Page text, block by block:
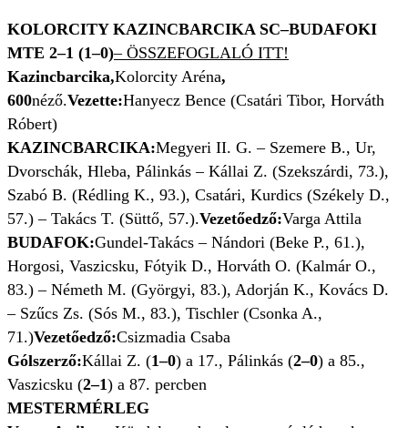
KOLORCITY KAZINCBARCIKA SC–BUDAFOKI
MTE 2–1 (1–0)– ÖSSZEFOGLALÓ ITT!
Kazincbarcika,Kolorcity Aréna,
600néző.Vezette:Hanyecz Bence (Csatári Tibor, Horváth
Róbert)
KAZINCBARCIKA:Megyeri II. G. – Szemere B., Ur,
Dvorschák, Hleba, Pálinkás – Kállai Z. (Szekszárdi, 73.),
Szabó B. (Rédling K., 93.), Csatári, Kurdics (Székely D.,
57.) – Takács T. (Süttő, 57.).Vezetőedző:Varga Attila
BUDAFOK:Gundel-Takács – Nándori (Beke P., 61.),
Horgosi, Vaszicsku, Fótyik D., Horváth O. (Kalmár O.,
83.) – Németh M. (Györgyi, 83.), Adorján K., Kovács D.
– Szűcs Zs. (Sós M., 83.), Tischler (Csonka A.,
71.)Vezetőedző:Csizmadia Csaba
Gólszerző:Kállai Z. (1–0) a 17., Pálinkás (2–0) a 85.,
Vaszicsku (2–1) a 87. percben
MESTERMÉRLEG